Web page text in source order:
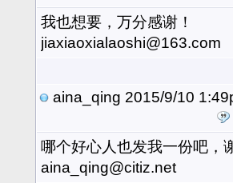
我也想要，万分感谢！
jiaxiaoxialaoshi@163.com
aina_qing 2015/9/10
哪个好心人也发我一份吧，
aina_qing@citiz.net